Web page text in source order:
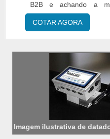
B2B e achando a
mercado.É importante
deve sempre ser
cuidado ajuda a
durabilidade dos
prejuízos com
COTAR AGORA
Imagem ilustrativa de